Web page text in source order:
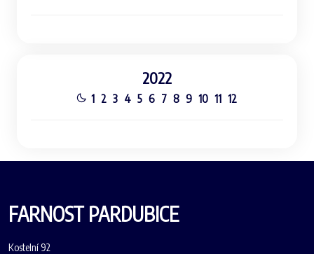
2022
1 2 3 4 5 6 7 8 9 10 11 12
FARNOST PARDUBICE
Kostelní 92